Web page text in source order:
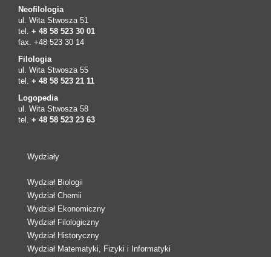
Neofilologia
ul. Wita Stwosza 51
tel. + 48 58 523 30 01
fax. +48 523 30 14
Filologia
ul. Wita Stwosza 55
tel. + 48 58 523 21 11
Logopedia
ul. Wita Stwosza 58
tel. + 48 58 523 23 63
Wydziały
Wydział Biologii
Wydział Chemii
Wydział Ekonomiczny
Wydział Filologiczny
Wydział Historyczny
Wydział Matematyki, Fizyki i Informatyki